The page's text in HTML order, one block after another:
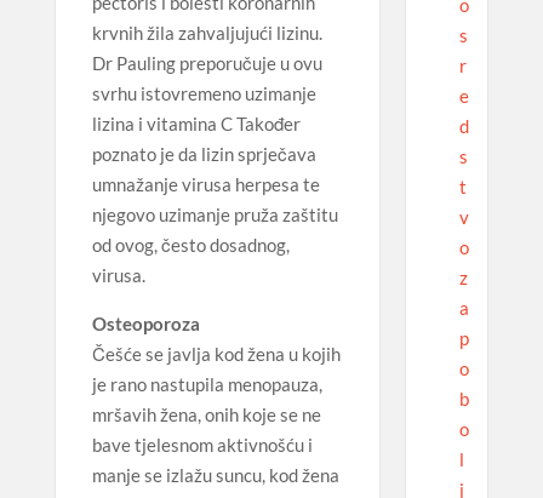
krvnih žila zahvaljujući lizinu.
Dr Pauling preporučuje u ovu
svrhu istovremeno uzimanje
lizina i vitamina C Također
poznato je da lizin sprječava
umnažanje virusa herpesa te
njegovo uzimanje pruža zaštitu
od ovog, često dosadnog,
virusa.
Osteoporoza
Češće se javlja kod žena u kojih
je rano nastupila menopauza,
mršavih žena, onih koje se ne
bave tjelesnom aktivnošću i
manje se izlažu suncu, kod žena
s
r
e
d
s
t
v
o
z
a
p
o
b
o
l
j